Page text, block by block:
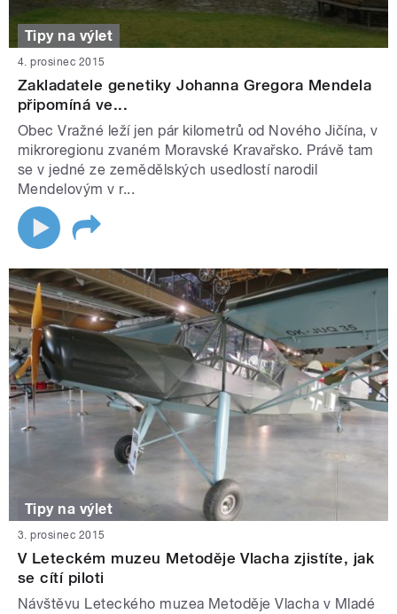
Tipy na výlet
4. prosinec 2015
Zakladatele genetiky Johanna Gregora Mendela
připomíná ve...
Obec Vražné leží jen pár kilometrů od Nového Jičína, v
mikroregionu zvaném Moravské Kravařsko. Právě tam
se v jedné ze zemědělských usedlostí narodil
Mendelovým v r...
Tipy na výlet
3. prosinec 2015
V Leteckém muzeu Metoděje Vlacha zjistíte, jak
se cítí piloti
Návštěvu Leteckého muzea Metoděje Vlacha v Mladé